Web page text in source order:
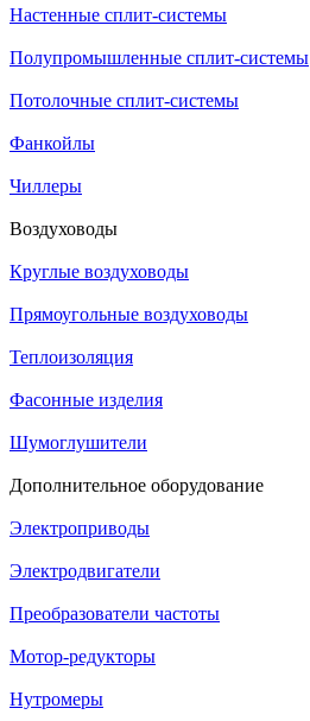
Настенные сплит-системы
Полупромышленные сплит-системы
Потолочные сплит-системы
Фанкойлы
Чиллеры
Воздуховоды
Круглые воздуховоды
Прямоугольные воздуховоды
Теплоизоляция
Фасонные изделия
Шумоглушители
Дополнительное оборудование
Электроприводы
Электродвигатели
Преобразователи частоты
Мотор-редукторы
Нутромеры